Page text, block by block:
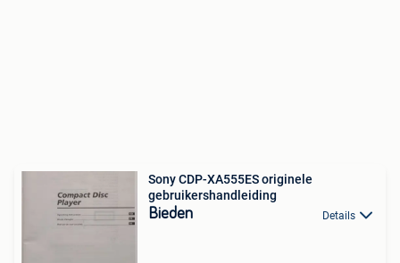
Sony CDP-XA555ES originele
gebruikershandleiding
Bieden Details